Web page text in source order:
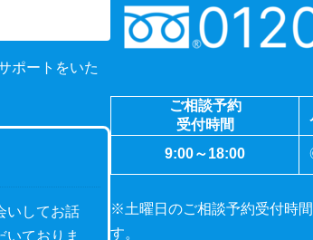
ポートをいた
いしてお話
いておりま
ご相談予約
受付時間
9:00～18:00
※土曜日のご相談予約受付時
す。